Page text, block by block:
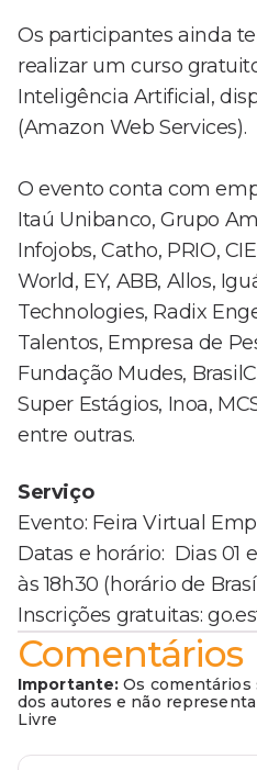
Os participantes ainda
realizar um curso
Inteligência Artificial,
(Amazon Web Services).
O evento conta com
Itaú Unibanco, Grupo
Infojobs, Catho, PRIO,
World, EY, ABB, Allos,
Technologies, Radix
Talentos, Empresa de
Fundação Mudes,
Super Estágios, Inoa,
entre outras.
Serviço
Evento: Feira Virtual
Datas e horário: Dias 01
às 18h30 (horário de
Inscrições gratuitas:
Comentários
Importante: Os comentários
dos autores e não
Livre